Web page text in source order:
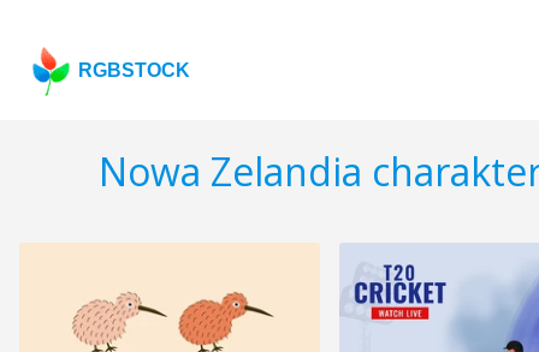
RGBSTOCK
Nowa Zelandia